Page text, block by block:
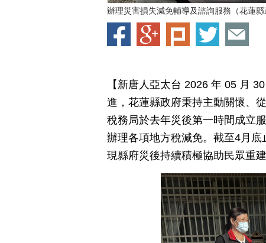
辦理災害損失減免輔導及諮詢服務（花蓮縣
【新唐人亞太台 2026 年 05 月
進，花蓮縣政府秉持主動關懷、
稅務局於去年災後第一時間成立
辦理各項地方稅減免。截至4月
現縣府災後持續積極協助民眾重建